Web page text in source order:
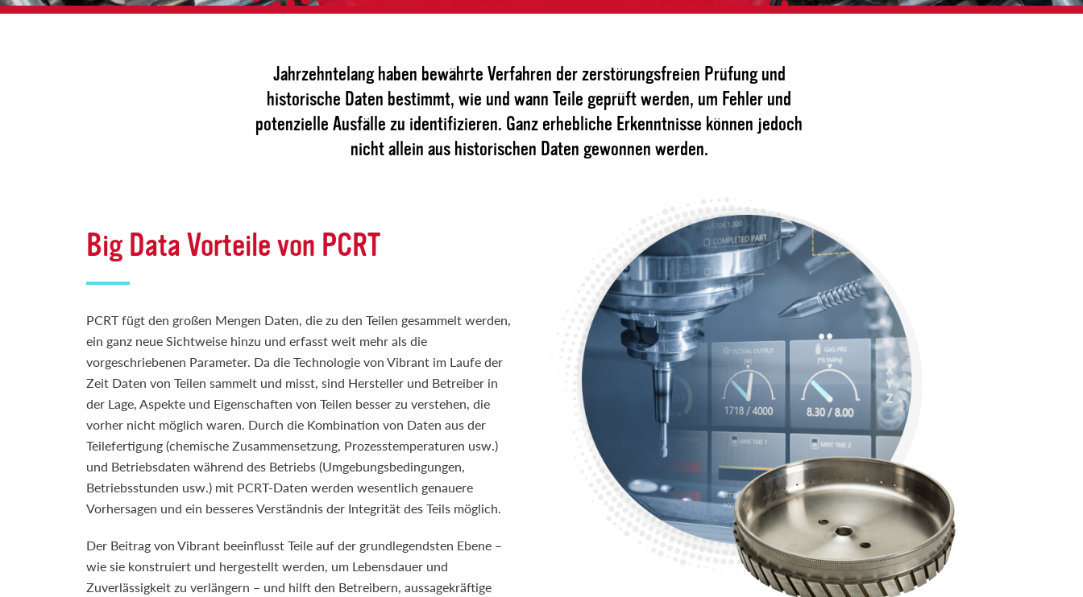
Jahrzehntelang haben bewährte Verfahren der zerstörungsfreien Prüfung und
historische Daten bestimmt, wie und wann Teile geprüft werden, um Fehler und
potenzielle Ausfälle zu identifizieren. Ganz erhebliche Erkenntnisse können jedoch
nicht allein aus historischen Daten gewonnen werden.
Big Data Vorteile von PCRT
PCRT fügt den großen Mengen Daten, die zu den Teilen gesammelt werden,
ein ganz neue Sichtweise hinzu und erfasst weit mehr als die
vorgeschriebenen Parameter. Da die Technologie von Vibrant im Laufe der
Zeit Daten von Teilen sammelt und misst, sind Hersteller und Betreiber in
der Lage, Aspekte und Eigenschaften von Teilen besser zu verstehen, die
vorher nicht möglich waren. Durch die Kombination von Daten aus der
Teilefertigung (chemische Zusammensetzung, Prozesstemperaturen usw.)
und Betriebsdaten während des Betriebs (Umgebungsbedingungen,
Betriebsstunden usw.) mit PCRT-Daten werden wesentlich genauere
Vorhersagen und ein besseres Verständnis der Integrität des Teils möglich.
Der Beitrag von Vibrant beeinflusst Teile auf der grundlegendsten Ebene –
wie sie konstruiert und hergestellt werden, um Lebensdauer und
Zuverlässigkeit zu verlängern – und hilft den Betreibern, aussagekräftige